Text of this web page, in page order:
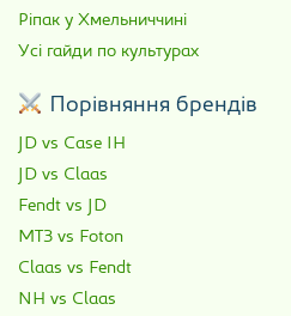
Ріпак у Хмельниччині
Усі гайди по культурах
Порівняння брендів
JD vs Case IH
JD vs Claas
Fendt vs JD
МТЗ vs Foton
Claas vs Fendt
NH vs Claas